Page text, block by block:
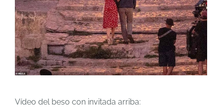
Vídeo del beso con invitada arriba: